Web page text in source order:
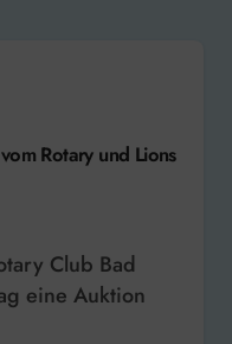
Rotary und Lions
eine Auktion